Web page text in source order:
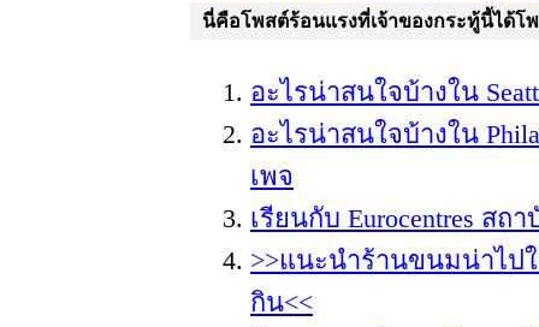
นี่คือโพสต์ร้อนแรงที่เจ้าของกระทู้นี้ได้โพ
อะไรน่าสนใจบ้างใน
อะไรน่าสนใจบ้างใน
เพจ
เรียนกับ Eurocentres สถ
>>แนะนำร้านขนมน่าไป
กิน<<